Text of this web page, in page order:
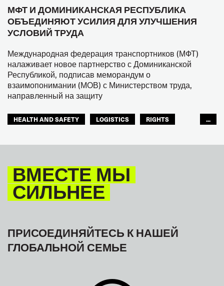
МФТ И ДОМИНИКАНСКАЯ РЕСПУБЛИКА
ОБЪЕДИНЯЮТ УСИЛИЯ ДЛЯ УЛУЧШЕНИЯ
УСЛОВИЙ ТРУДА
Международная федерация транспортников (МФТ)
налаживает новое партнерство с Доминиканской
Республикой, подписав меморандум о
взаимопонимании (МОВ) с Министерством труда,
направленный на защиту
HEALTH AND SAFETY LOGISTICS
RIGHTS
...
ВМЕСТЕ МЫ
СИЛЬНЕЕ
ПРИСОЕДИНЯЙТЕСЬ К НАШЕЙ
ГЛОБАЛЬНОЙ СЕМЬЕ